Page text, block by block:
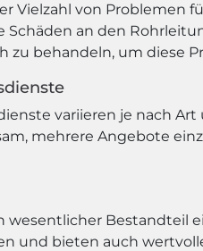
Vielzahl von Problemen
an den
zu behandeln, um diese
variieren je nach
mehrere Angebote
wesentlicher Bestandteil
und bieten auch